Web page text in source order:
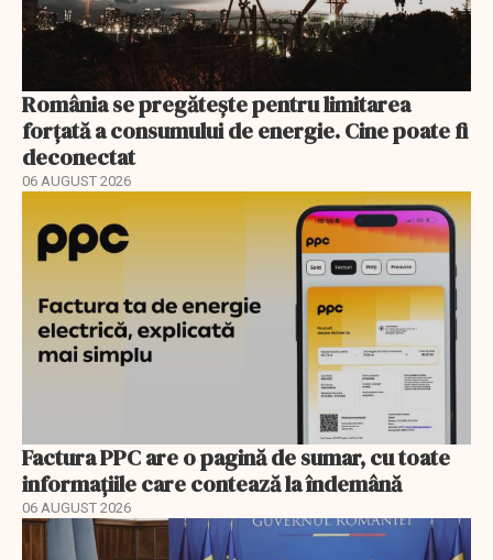
România se pregătește pentru limitarea
forțată a consumului de energie. Cine poate fi
deconectat
06 AUGUST 2026
Factura PPC are o pagină de sumar, cu toate
informațiile care contează la îndemână
06 AUGUST 2026